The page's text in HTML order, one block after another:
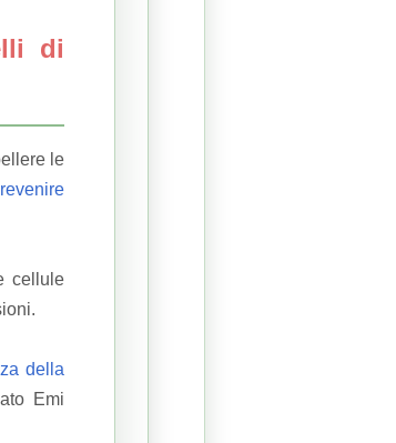
di
le
cellule
della
Emi